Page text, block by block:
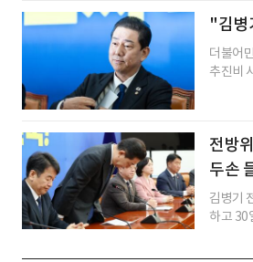
"김병
더불어
추진비
전방
두손
김병기
하고 30